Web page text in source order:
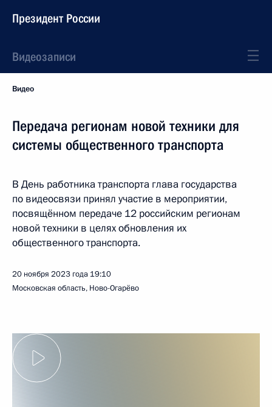
Президент России
Видеозаписи
Видео
Передача регионам новой техники для
системы общественного транспорта
В День работника транспорта глава государства
по видеосвязи принял участие в мероприятии,
посвящённом передаче 12 российским регионам
новой техники в целях обновления их
общественного транспорта.
20 ноября 2023 года 19:10
Московская область, Ново-Огарёво